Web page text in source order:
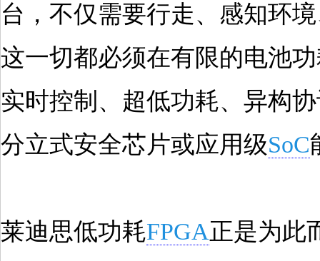
台，不仅需要行走、感知环
这一切都必须在有限的电池
实时控制、超低功耗、异构
分立式安全芯片或应用级SoC
莱迪思低功耗FPGA正是为此